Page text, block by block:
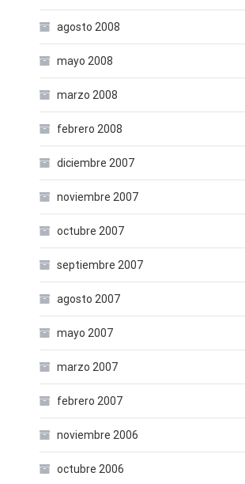
agosto 2008
mayo 2008
marzo 2008
febrero 2008
diciembre 2007
noviembre 2007
octubre 2007
septiembre 2007
agosto 2007
mayo 2007
marzo 2007
febrero 2007
noviembre 2006
octubre 2006